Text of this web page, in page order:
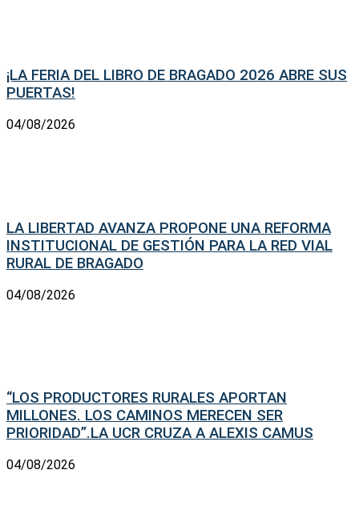
¡LA FERIA DEL LIBRO DE BRAGADO 2026 ABRE SUS
PUERTAS!
04/08/2026
LA LIBERTAD AVANZA PROPONE UNA REFORMA
INSTITUCIONAL DE GESTIÓN PARA LA RED VIAL
RURAL DE BRAGADO
04/08/2026
“LOS PRODUCTORES RURALES APORTAN
MILLONES. LOS CAMINOS MERECEN SER
PRIORIDAD”.LA UCR CRUZA A ALEXIS CAMUS
04/08/2026